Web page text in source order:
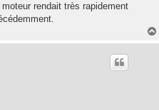
rendait très rapidement